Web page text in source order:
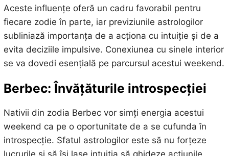
Aceste influențe oferă un cadru favorabil pentru
fiecare zodie în parte, iar previziunile astrologilor
subliniază importanța de a acționa cu intuiție și de a
evita deciziile impulsive. Conexiunea cu sinele interior
se va dovedi esențială pe parcursul acestui weekend.
Berbec: Învățăturile introspecției
Nativii din zodia Berbec vor simți energia acestui
weekend ca pe o oportunitate de a se cufunda în
introspecție. Sfatul astrologilor este să nu forțeze
lucrurile și să își lase intuiția să ghideze acțiunile.